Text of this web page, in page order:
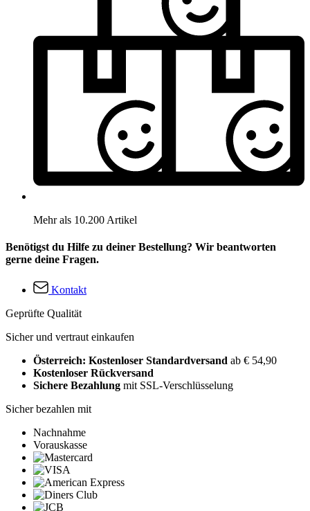
Mehr als 10.200 Artikel
Benötigst du Hilfe zu deiner Bestellung? Wir beantworten
gerne deine Fragen.
Kontakt
Geprüfte Qualität
Sicher und vertraut einkaufen
Österreich: Kostenloser Standardversand ab € 54,90
Kostenloser Rückversand
Sichere Bezahlung mit SSL-Verschlüsselung
Sicher bezahlen mit
Nachnahme
Vorauskasse